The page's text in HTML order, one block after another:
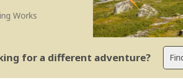
Works
for a different adventure?